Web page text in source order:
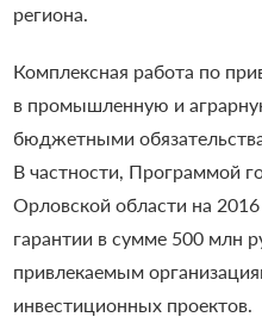
региона.
Комплексная работа по
в промышленную и
бюджетными
В частности, Программой
Орловской области на
гарантии в сумме 500 млн
привлекаемым
инвестиционных проектов.